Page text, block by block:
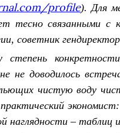
profile). Для
тесно связанными с
советник
не доводилось
чистую воду
наглядности – таблиц